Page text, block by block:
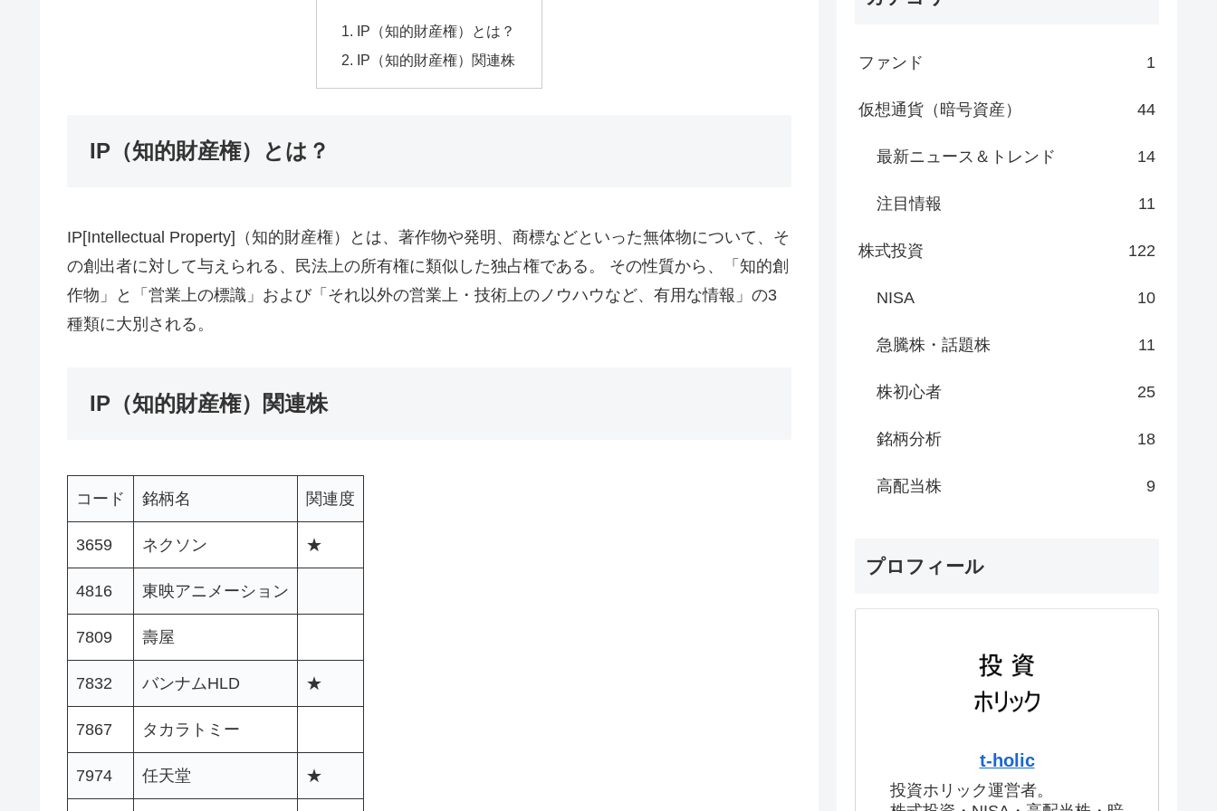
IP（知的財産権）とは？
IP（知的財産権）関連株
IP（知的財産権）とは？
IP[Intellectual Property]（知的財産権）とは、著作物や発明、商標などといった無体物について、そ
の創出者に対して与えられる、民法上の所有権に類似した独占権である。 その性質から、「知的創
作物」と「営業上の標識」および「それ以外の営業上・技術上のノウハウなど、有用な情報」の3
種類に大別される。
IP（知的財産権）関連株
コード 銘柄名 関連度
3659 ネクソン ★
4816 東映アニメーション
7809 壽屋
7832 バンナムHLD ★
7867 タカラトミー
7974 任天堂 ★
ファンド 1
仮想通貨（暗号資産） 44
最新ニュース＆トレンド 14
注目情報 11
株式投資 122
NISA 10
急騰株・話題株 11
株初心者 25
銘柄分析 18
高配当株 9
プロフィール
t-holic
投資ホリック運営者。